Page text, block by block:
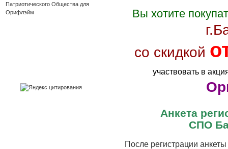
Патриотического Общества для
Орифлэйм
Вы хотите
со скидкой
участвовать в
Анкета
СПО
После регистрации